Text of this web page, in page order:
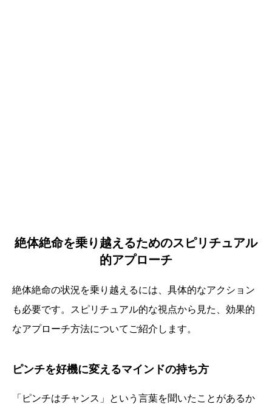
絶体絶命を乗り越えるためのスピリチュアル
的アプローチ
絶体絶命の状況を乗り越えるには、具体的なアクション
も必要です。スピリチュアル的な視点から見た、効果的
なアプローチ方法についてご紹介します。
ピンチを好機に変えるマインドの持ち方
「ピンチはチャンス」という言葉を聞いたことがあるか